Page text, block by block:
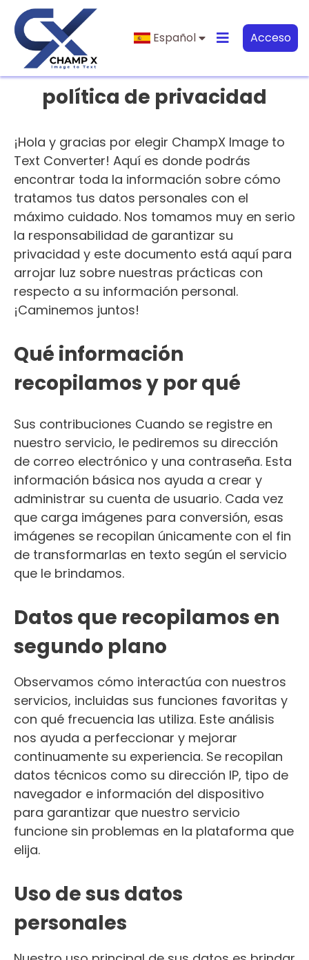
Español Acceso
política de privacidad
¡Hola y gracias por elegir ChampX Image to
Text Converter! Aquí es donde podrás
encontrar toda la información sobre cómo
tratamos tus datos personales con el
máximo cuidado. Nos tomamos muy en serio
la responsabilidad de garantizar su
privacidad y este documento está aquí para
arrojar luz sobre nuestras prácticas con
respecto a su información personal.
¡Caminemos juntos!
Qué información
recopilamos y por qué
Sus contribuciones Cuando se registre en
nuestro servicio, le pediremos su dirección
de correo electrónico y una contraseña. Esta
información básica nos ayuda a crear y
administrar su cuenta de usuario. Cada vez
que carga imágenes para conversión, esas
imágenes se recopilan únicamente con el fin
de transformarlas en texto según el servicio
que le brindamos.
Datos que recopilamos en
segundo plano
Observamos cómo interactúa con nuestros
servicios, incluidas sus funciones favoritas y
con qué frecuencia las utiliza. Este análisis
nos ayuda a perfeccionar y mejorar
continuamente su experiencia. Se recopilan
datos técnicos como su dirección IP, tipo de
navegador e información del dispositivo
para garantizar que nuestro servicio
funcione sin problemas en la plataforma que
elija.
Uso de sus datos
personales